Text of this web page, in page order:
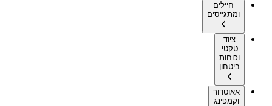
חיילים
ומתגייסים
ציוד
טקטי
וכוחות
ביטחון
אאוטדור
וקמפינג